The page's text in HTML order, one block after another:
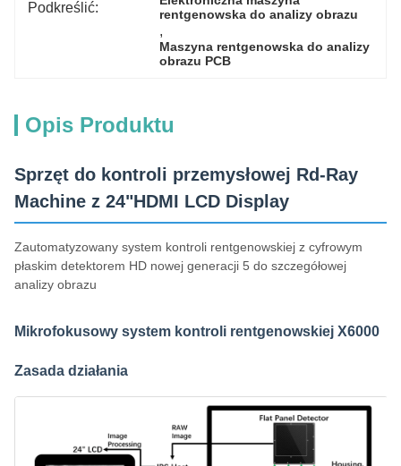
Podkreślić:
rentgenowska do analizy obrazu
,
Maszyna rentgenowska do analizy
obrazu PCB
Opis Produktu
Sprzęt do kontroli przemysłowej Rd-Ray
Machine z 24"HDMI LCD Display
Zautomatyzowany system kontroli rentgenowskiej z cyfrowym
płaskim detektorem HD nowej generacji 5 do szczegółowej
analizy obrazu
Mikrofokusowy system kontroli rentgenowskiej X6000
Zasada działania